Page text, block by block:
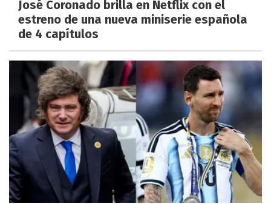
José Coronado brilla en Netflix con el
estreno de una nueva miniserie española
de 4 capítulos